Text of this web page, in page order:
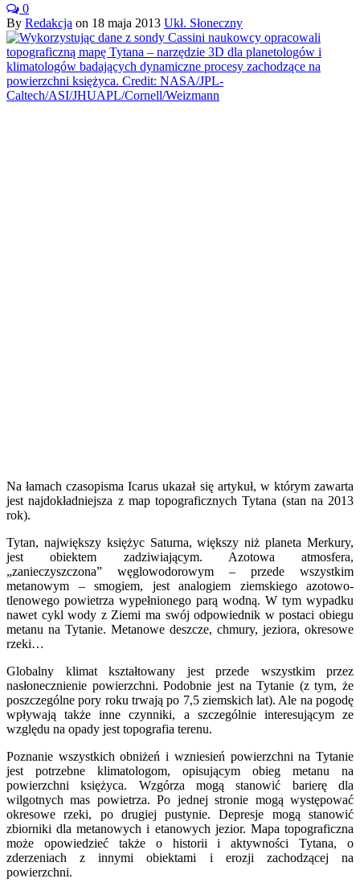
0
By Redakcja on 18 maja 2013 Ukł. Słoneczny
Na łamach czasopisma Icarus ukazał się artykuł, w którym zawarta
jest najdokładniejsza z map topograficznych Tytana (stan na 2013
rok).
Tytan, największy księżyc Saturna, większy niż planeta Merkury,
jest obiektem zadziwiającym. Azotowa atmosfera,
„zanieczyszczona” węglowodorowym – przede wszystkim
metanowym – smogiem, jest analogiem ziemskiego azotowo-
tlenowego powietrza wypełnionego parą wodną. W tym wypadku
nawet cykl wody z Ziemi ma swój odpowiednik w postaci obiegu
metanu na Tytanie. Metanowe deszcze, chmury, jeziora, okresowe
rzeki…
Globalny klimat kształtowany jest przede wszystkim przez
nasłonecznienie powierzchni. Podobnie jest na Tytanie (z tym, że
poszczególne pory roku trwają po 7,5 ziemskich lat). Ale na pogodę
wpływają także inne czynniki, a szczególnie interesującym ze
względu na opady jest topografia terenu.
Poznanie wszystkich obniżeń i wzniesień powierzchni na Tytanie
jest potrzebne klimatologom, opisującym obieg metanu na
powierzchni księżyca. Wzgórza mogą stanowić barierę dla
wilgotnych mas powietrza. Po jednej stronie mogą występować
okresowe rzeki, po drugiej pustynie. Depresje mogą stanowić
zbiorniki dla metanowych i etanowych jezior. Mapa topograficzna
może opowiedzieć także o historii i aktywności Tytana, o
zderzeniach z innymi obiektami i erozji zachodzącej na
powierzchni.